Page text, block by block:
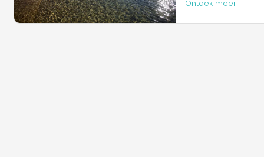
Ontdek meer